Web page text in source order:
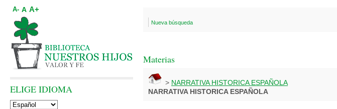
Nueva búsqueda
Materias
> NARRATIVA HISTORICA ESPAÑOLA
NARRATIVA HISTORICA ESPAÑOLA
A- A A+
ELIGE IDIOMA